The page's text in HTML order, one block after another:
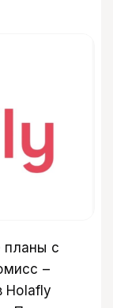
планы c
–
Holafly